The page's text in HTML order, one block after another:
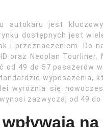
autokaru jest
dostępnych jest
i przeznaczeniem. Do
oraz Neoplan
od 49 do 57 pasażerów
wyposażenia,
wyróżnia się
zazwyczaj od 49 do